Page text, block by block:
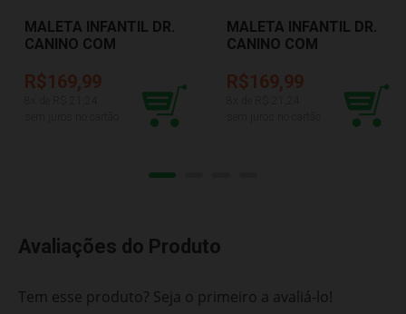
MALETA INFANTIL DR.
CANINO COM
ROMA JENSEN 5510
R$169,99
MALETA INFANTIL DR.
CANINO COM
VERMELHO ROMA
JENSEN 5510
R$169,99
Avaliações do Produto
Tem esse produto? Seja o primeiro a avaliá-lo!